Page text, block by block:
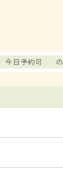
今日予約可